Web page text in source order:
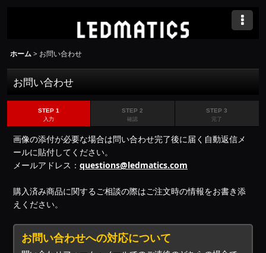
ホーム> お問い合わせ
お問い合わせ
STEP 1
入力
STEP 2
確認
STEP 3
完了
画像の添付が必要な場合は問い合わせ完了後に届く自動返信メ
ールに貼付してください。
メールアドレス： questions@ledmatics.com
購入済み商品に関するご相談の際はご注文時の情報をお書き添
えください。
お問い合わせへの対応について